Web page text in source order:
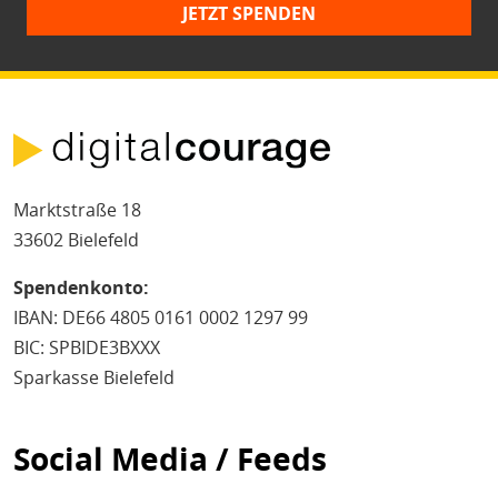
JETZT SPENDEN
Marktstraße 18
33602 Bielefeld
Spendenkonto:
IBAN: DE66 4805 0161 0002 1297 99
BIC: SPBIDE3BXXX
Sparkasse Bielefeld
Social Media / Feeds